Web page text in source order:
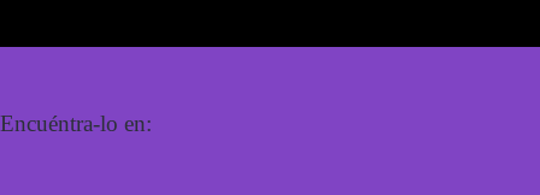
Encuéntra-lo en: